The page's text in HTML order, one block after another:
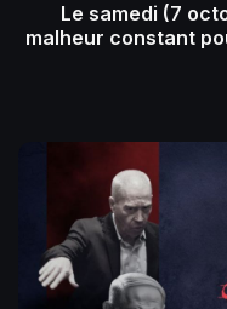
Le samedi (7
malheur constant